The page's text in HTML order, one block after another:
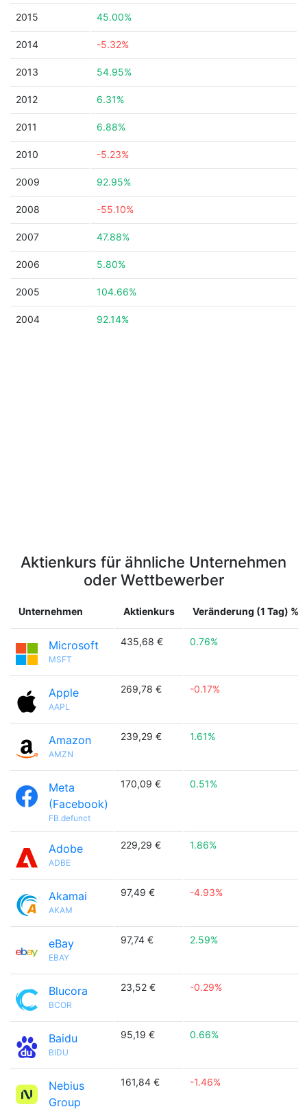
2015 45.00%
2014 -5.32%
2013 54.95%
2012 6.31%
2011 6.88%
2010 -5.23%
2009 92.95%
2008 -55.10%
2007 47.88%
2006 5.80%
2005 104.66%
2004 92.14%
Aktienkurs für ähnliche Unternehmen
oder Wettbewerber
Unternehmen Aktienkurs Veränderung (1 Tag) %
Microsoft
MSFT
435,68 € 0.76%
Apple
AAPL
269,78 € -0.17%
Amazon
AMZN
239,29 € 1.61%
Meta
(Facebook)
FB.defunct
170,09 € 0.51%
Adobe
ADBE
229,29 € 1.86%
Akamai
AKAM
97,49 € -4.93%
eBay
EBAY
97,74 € 2.59%
Blucora
BCOR
23,52 € -0.29%
Baidu
BIDU
95,19 € 0.66%
Nebius
Group
161,84 € -1.46%